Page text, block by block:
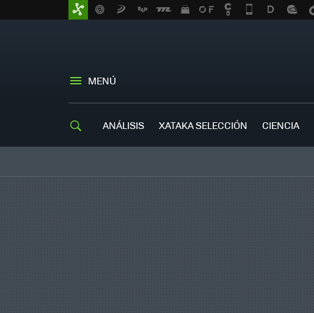
MENÚ
ANÁLISIS XATAKA SELECCIÓN CIENCIA